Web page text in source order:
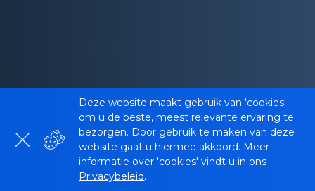
Deze website maakt gebruik van 'cookies'
om u de beste, meest relevante ervaring te
bezorgen. Door gebruik te maken van deze
website gaat u hiermee akkoord. Meer
informatie over 'cookies' vindt u in ons
Privacybeleid.